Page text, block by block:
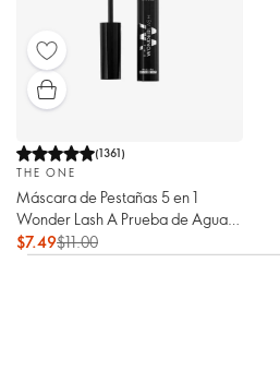
(1361)
THE ONE
Máscara de Pestañas 5 en 1
Wonder Lash A Prueba de Agua
THE ONE
$7.49$11.00